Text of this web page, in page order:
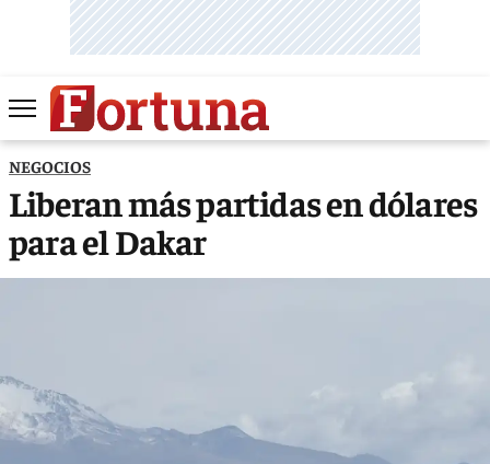
NEGOCIOS
Liberan más partidas en dólares
para el Dakar